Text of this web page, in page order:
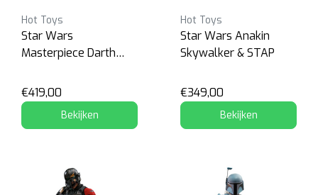
Hot Toys
Star Wars
Masterpiece Darth
€419,00
Bekijken
Hot Toys
Star Wars Anakin
Skywalker & STAP
€349,00
Bekijken